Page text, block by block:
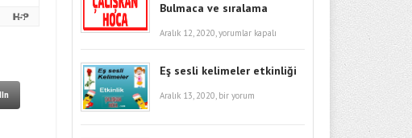
Bulmaca ve sıralama
Aralık 12, 2020,yorumlar kapalı
Eş sesli kelimeler etkinliği
Aralık 13, 2020, bir yorum